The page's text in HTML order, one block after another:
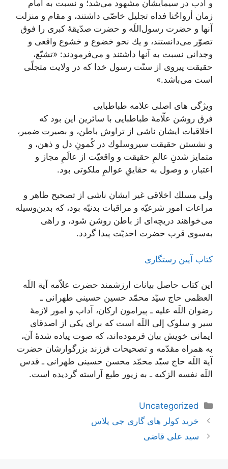
و ادب در سيمايشان مشهود می‌شد؛ و نسبت به امام
زمان أرواحُنا فداه تجليل خاصّى داشتند، و مقام و منزلت
آنها و حضرت رسول‌اللَه و حضرت صدّيقۀ كبرى را فوق
تصوّر می‌دانستند، و يك نحو خضوع و خشوع واقعى و
وجدانى نسبت به آنها داشتند و می‌فرمودند: «تشيّع،
حقيقت پيروى از سنّت رسول خدا كه در ولايت متجلّى
است می‌‏باشد.»
ویژگی های اصلی علامه طباطبایی
فرق روشن علّامۀ طباطبایى با سائرين اين بود كه
اخلاقيات ايشان ناشى از تراوش باطن، و بصيرت ضمير،
و نشستن حقيقت سيروسلوك در كُمونِ دل و ذهن، و
متمايز شدنِ عالمِ حقيقت و واقعيّت از عالَمِ مجاز و
اعتبار، و وصول به حقایقِ عوالمِ ملكوتى بود.
ولى مسلك اخلاقى غير ايشان ناشى از تصحيح ظاهر و
مراعات امور شرعيّه و مراقبات بدنيّه بود، كه بدين‌وسيله
می‌‏خواهند دريچه‌‏اى از باطن روشن شود، و راهى
به‌سوى قرب حضرت احديّت پيدا گردد.
کتاب آیین رستگاری
این کتاب حاصل بیانات ارزشمند حضرت علاّمه آیة اللَه
العظمی حاج سیّد محمّد حسین حسینی طهرانی ـ
رضوان اللَه علیه ـ پیرامون ارکان، آداب و امور لازمۀ
سیر و سلوک إلی اللَه است که برای یکی از اصدقای
ایمانی خویش بیان فرموده‌اند، که صوت پیاده شدۀ آن،
به همراه مقدّمه و تصحیحات فرزند بزرگوارشان حضرت
آیة اللَه حاج سیّد محمّد محسن حسینی طهرانی ـ قدس
اللَه نفسه الزکیه ـ به زیور طبع آراسته گردیده است.
دسته‌ها
Uncategorized
ناوبری
نوشته‌ها
خرید کولر های گاری جی پلاس
سید علی قاضی